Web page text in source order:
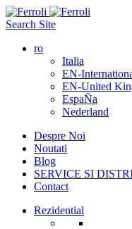
Search Site
ro
Italia
EN-
EN-United
EspaÑa
Nederland
Despre Noi
Noutati
Blog
SERVICE SI
Contact
Rezidential